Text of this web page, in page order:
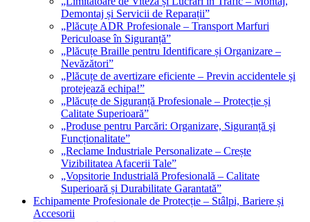
Demontaj și Servicii de Reparații”
„Plăcuțe ADR Profesionale – Transport Marfuri
Periculoase în Siguranță”
„Plăcuțe Braille pentru Identificare și Organizare –
Nevăzători”
„Plăcuțe de avertizare eficiente – Previn accidentele și
protejează echipa!”
„Plăcuțe de Siguranță Profesionale – Protecție și
Calitate Superioară”
„Produse pentru Parcări: Organizare, Siguranță și
Funcționalitate”
„Reclame Industriale Personalizate – Crește
Vizibilitatea Afacerii Tale”
„Vopsitorie Industrială Profesională – Calitate
Superioară și Durabilitate Garantată”
Echipamente Profesionale de Protecție – Stâlpi, Bariere și
Accesorii